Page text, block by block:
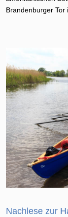
Brandenburger Tor
Nachlese zur